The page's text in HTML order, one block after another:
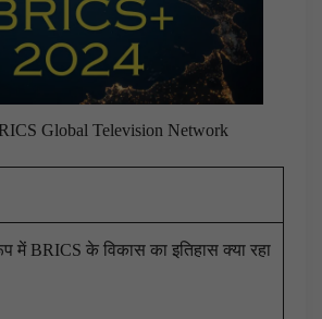
Global Television Network
में BRICS के विकास का इतिहास क्या रहा